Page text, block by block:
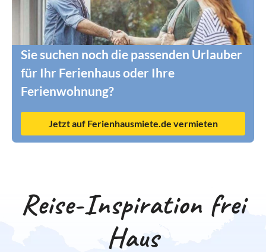
Sie suchen noch die passenden Urlauber
für Ihr Ferienhaus oder Ihre
Ferienwohnung?
Jetzt auf Ferienhausmiete.de vermieten
Reise-Inspiration frei
Haus